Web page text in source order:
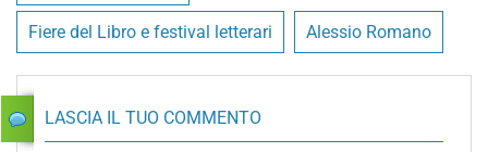
Fiere del Libro e festival letterari Alessio Romano
LASCIA IL TUO COMMENTO